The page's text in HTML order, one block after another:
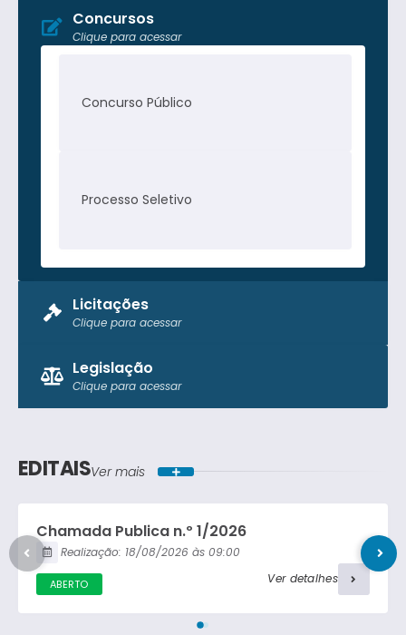
Concursos
Clique para acessar
Concurso Público
Processo Seletivo
Licitações
Clique para acessar
Tomada de Preço
Carta Convite
Legislação
Clique para acessar
Lei Ordinária
Portaria
EDITAISVer mais
Chamada Publica n.º 1/2026
ABERTO
Realização: 18/08/2026
09:00
Ver detalhes